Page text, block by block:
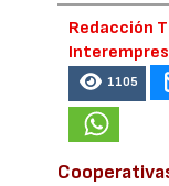
Redacción
1105